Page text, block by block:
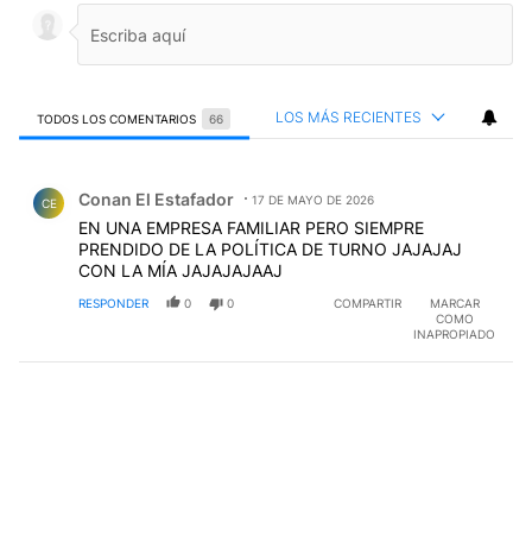
TODOS LOS COMENTARIOS 66 LOS MÁS RECIENTES
CE Conan El Estafador 17 DE MAYO DE 2026
EN UNA EMPRESA FAMILIAR PERO SIEMPRE
PRENDIDO DE LA POLÍTICA DE TURNO JAJAJAJ
CON LA MÍA JAJAJAJAAJ
RESPONDER 0 0 COMPARTIR
MARCAR
COMO
INAPROPIADO